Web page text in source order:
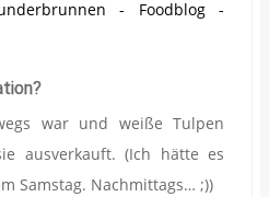
war und weiße Tulpen
ausverkauft. (Ich hätte es
Samstag. Nachmittags… ;))